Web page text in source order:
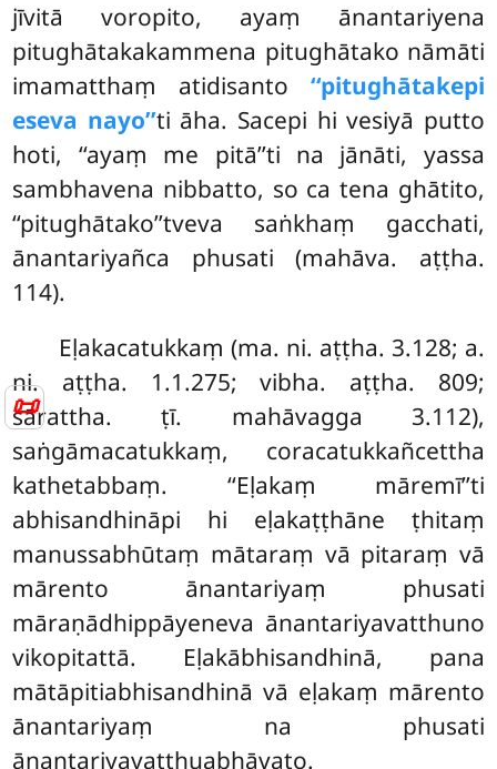
📜
jīvitā voropito, ayaṃ ānantariyena
pitughātakakammena pitughātako nāmāti
imamatthaṃ atidisanto ‘‘pitughātakepi
eseva nayo’’ti āha. Sacepi hi vesiyā putto
hoti, ‘‘ayaṃ me pitā’’ti na jānāti, yassa
sambhavena nibbatto, so ca tena ghātito,
‘‘pitughātako’’tveva saṅkhaṃ gacchati,
ānantariyañca phusati (mahāva. aṭṭha.
114).
Eḷakacatukkaṃ (ma. ni. aṭṭha. 3.128; a.
ni. aṭṭha. 1.1.275; vibha. aṭṭha. 809;
sārattha. ṭī. mahāvagga 3.112),
saṅgāmacatukkaṃ, coracatukkañcettha
kathetabbaṃ. ‘‘Eḷakaṃ māremī’’ti
abhisandhināpi hi eḷakaṭṭhāne ṭhitaṃ
manussabhūtaṃ mātaraṃ vā pitaraṃ vā
mārento ānantariyaṃ phusati
māraṇādhippāyeneva ānantariyavatthuno
vikopitattā. Eḷakābhisandhinā, pana
mātāpitiabhisandhinā vā eḷakaṃ mārento
ānantariyaṃ na phusati
ānantariyavatthuabhāvato.